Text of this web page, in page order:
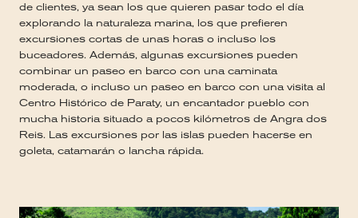
de clientes, ya sean los que quieren pasar todo el día
explorando la naturaleza marina, los que prefieren
excursiones cortas de unas horas o incluso los
buceadores. Además, algunas excursiones pueden
combinar un paseo en barco con una caminata
moderada, o incluso un paseo en barco con una visita al
Centro Histórico de Paraty, un encantador pueblo con
mucha historia situado a pocos kilómetros de Angra dos
Reis. Las excursiones por las islas pueden hacerse en
goleta, catamarán o lancha rápida.